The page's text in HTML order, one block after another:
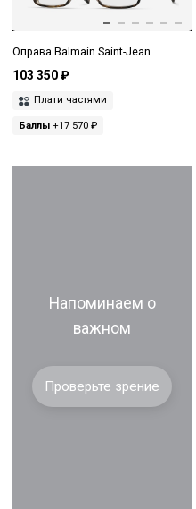
Оправа Balmain Saint-Jean
103 350 ₽
Плати частями
Баллы +17 570 ₽
Напоминаем о
важном
Проверьте зрение